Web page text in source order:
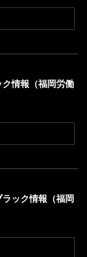
ク情報（福岡労働
ラック情報（福岡